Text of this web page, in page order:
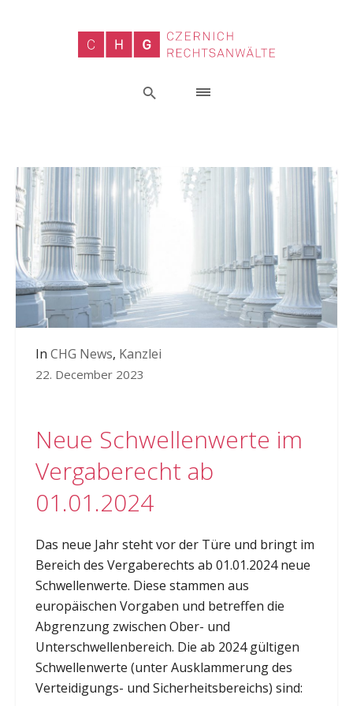
In CHG News, Kanzlei
22. December 2023
Neue Schwellenwerte im
Vergaberecht ab
01.01.2024
Das neue Jahr steht vor der Türe und bringt im
Bereich des Vergaberechts ab 01.01.2024 neue
Schwellenwerte. Diese stammen aus
europäischen Vorgaben und betreffen die
Abgrenzung zwischen Ober- und
Unterschwellenbereich. Die ab 2024 gültigen
Schwellenwerte (unter Ausklammerung des
Verteidigungs- und Sicherheitsbereichs) sind: